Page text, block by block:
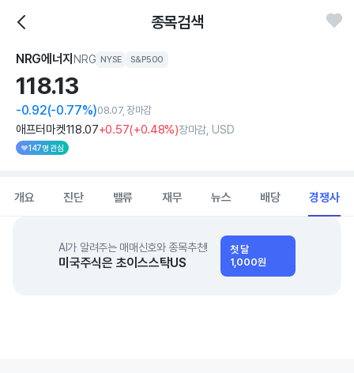
종목검색
NRG에너지NRG NYSE S&P500
118.13
-0.92(-0.77%)08.07, 장마감
애프터마켓118.07+0.57(+0.48%)장마감, USD
147명 관심
개요 진단 밸류 재무 뉴스 배당 경쟁사
AI가 알려주는 매매신호와 종목추천!
미국주식은 초이스스탁US
첫 달
1,000원